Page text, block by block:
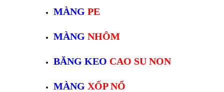
MÀNG PE
MÀNG NHÔM
BĂNG KEO CAO SU NON
MÀNG XỐP NỔ